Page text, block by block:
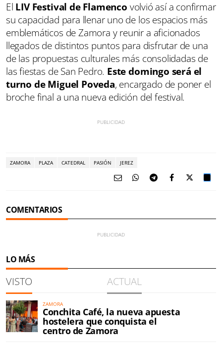
El LIV Festival de Flamenco volvió así a confirmar
su capacidad para llenar uno de los espacios más
emblemáticos de Zamora y reunir a aficionados
llegados de distintos puntos para disfrutar de una
de las propuestas culturales más consolidadas de
las fiestas de San Pedro. Este domingo será el
turno de Miguel Poveda, encargado de poner el
broche final a una nueva edición del festival.
ZAMORA PLAZA CATEDRAL PASIÓN JEREZ
COMENTARIOS
LO MÁS
VISTO ACTUAL
ZAMORA
Conchita Café, la nueva apuesta
hostelera que conquista el
centro de Zamora